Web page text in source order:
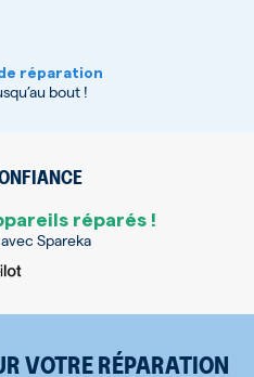
réparation
bout !
réparés !
Spareka
VOTRE RÉPARATION